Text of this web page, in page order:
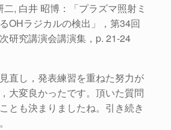
, 白井 昭博：「プラズマ照射ミ
OHラジカルの検出」，第34回
研究講演会講演集，p. 21-24
直し，発表練習を重ねた努力が
大変良かったです。頂いた質問
とも決まりましたね。引き続き